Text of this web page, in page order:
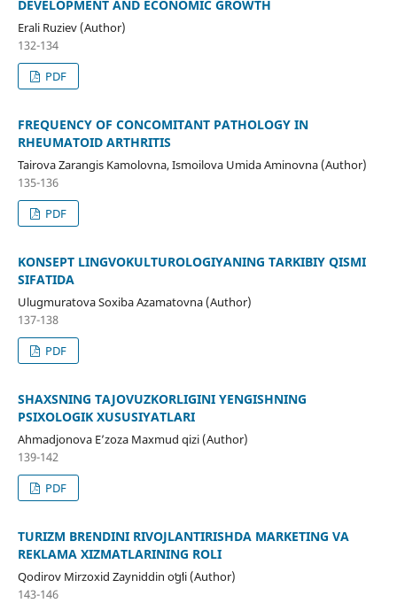
DEVELOPMENT AND ECONOMIC GROWTH
Erali Ruziev (Author)
132-134
PDF
FREQUENCY OF CONCOMITANT PATHOLOGY IN
RHEUMATOID ARTHRITIS
Tairova Zarangis Kamolovna, Ismoilova Umida Aminovna (Author)
135-136
PDF
KONSEPT LINGVOKULTUROLOGIYANING TARKIBIY QISMI
SIFATIDA
Ulugmuratova Soxiba Azamatovna (Author)
137-138
PDF
SHAXSNING TAJOVUZKORLIGINI YENGISHNING
PSIXOLOGIK XUSUSIYATLARI
Ahmadjonova E’zoza Maxmud qizi (Author)
139-142
PDF
TURIZM BRENDINI RIVOJLANTIRISHDA MARKETING VA
REKLAMA XIZMATLARINING ROLI
Qodirov Mirzoxid Zayniddin oʻgʻli (Author)
143-146